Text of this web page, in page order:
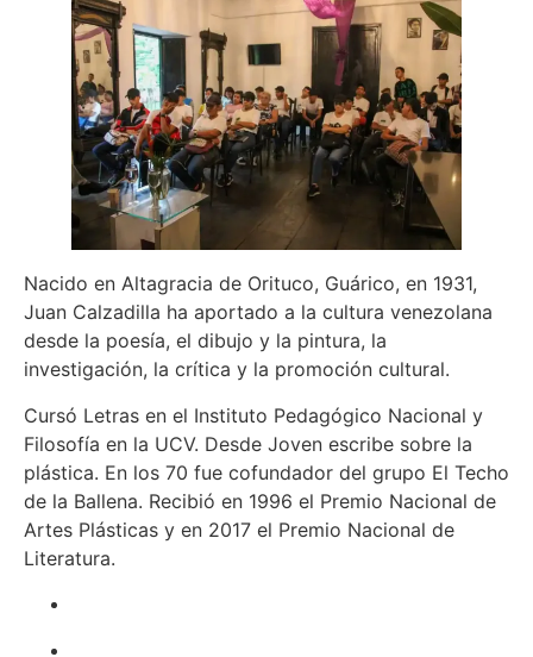
Nacido en Altagracia de Orituco, Guárico, en 1931,
Juan Calzadilla ha aportado a la cultura venezolana
desde la poesía, el dibujo y la pintura, la
investigación, la crítica y la promoción cultural.
Cursó Letras en el Instituto Pedagógico Nacional y
Filosofía en la UCV. Desde Joven escribe sobre la
plástica. En los 70 fue cofundador del grupo El Techo
de la Ballena. Recibió en 1996 el Premio Nacional de
Artes Plásticas y en 2017 el Premio Nacional de
Literatura.